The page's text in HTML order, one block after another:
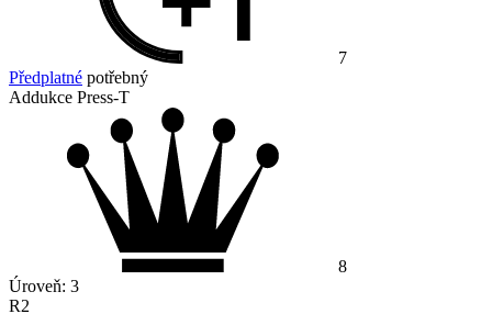
7
Předplatné potřebný
Addukce Press-T
8
Úroveň: 3
R2